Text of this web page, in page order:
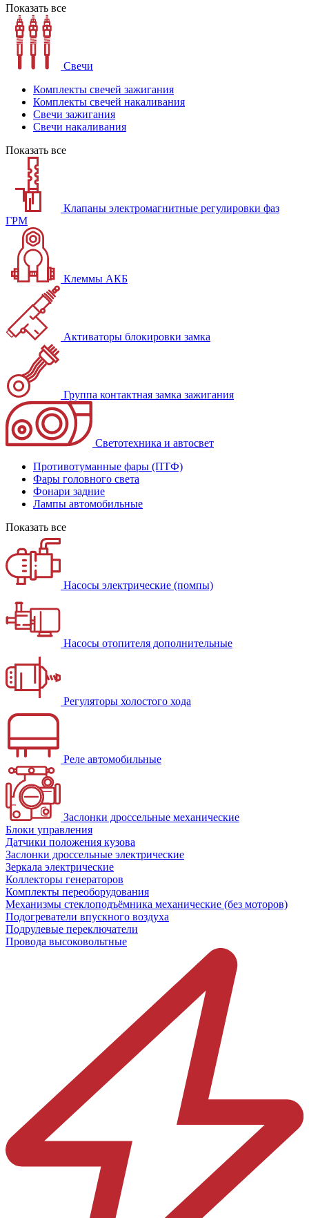
Показать все
Свечи
Комплекты свечей зажигания
Комплекты свечей накаливания
Свечи зажигания
Свечи накаливания
Показать все
Клапаны электромагнитные регулировки фаз
ГРМ
Клеммы АКБ
Активаторы блокировки замка
Группа контактная замка зажигания
Светотехника и автосвет
Противотуманные фары (ПТФ)
Фары головного света
Фонари задние
Лампы автомобильные
Показать все
Насосы электрические (помпы)
Насосы отопителя дополнительные
Регуляторы холостого хода
Реле автомобильные
Заслонки дроссельные механические
Блоки управления
Датчики положения кузова
Заслонки дроссельные электрические
Зеркала электрические
Коллекторы генераторов
Комплекты переоборудования
Механизмы стеклоподъёмника механические (без моторов)
Подогреватели впускного воздуха
Подрулевые переключатели
Провода высоковольтные